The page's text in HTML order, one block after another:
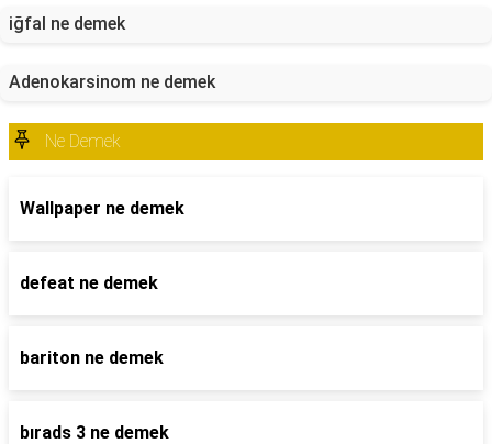
iğfal ne demek
Adenokarsinom ne demek
Ne Demek
Wallpaper ne demek
defeat ne demek
bariton ne demek
bırads 3 ne demek